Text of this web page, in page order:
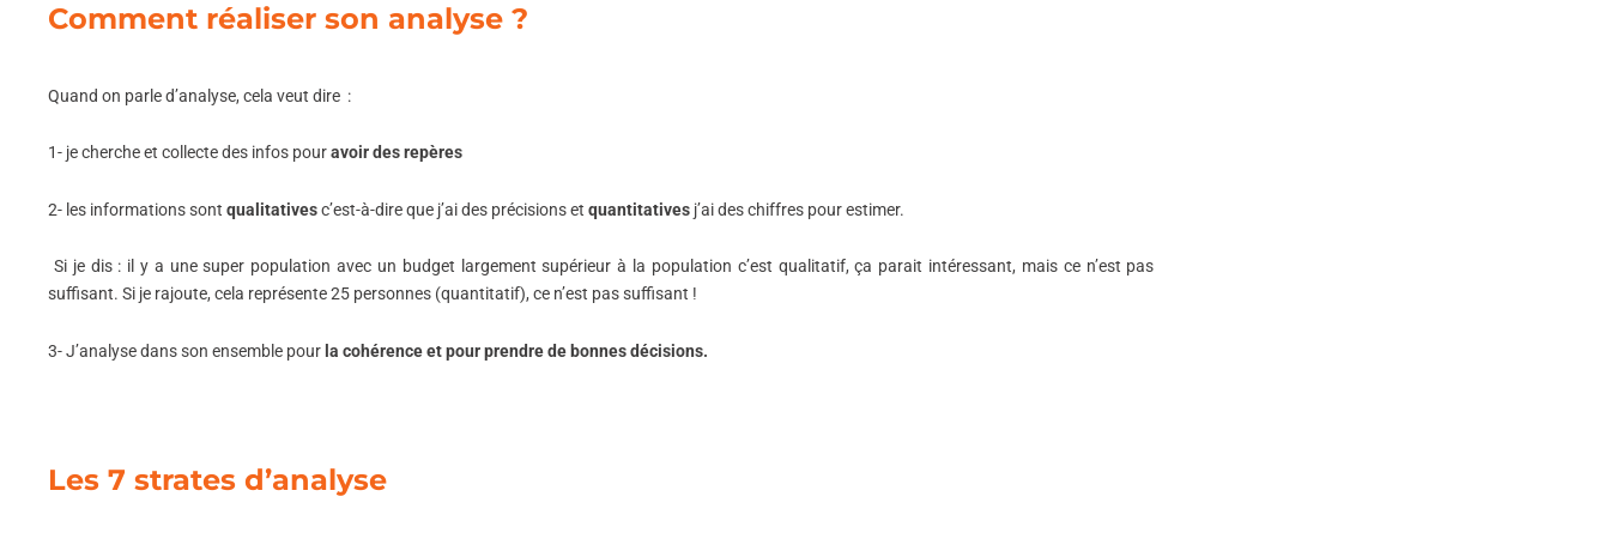
Comment réaliser son analyse ?
Quand on parle d’analyse, cela veut dire :
1- je cherche et collecte des infos pouravoir des repères
2- les informations sont qualitativesc’est-à-dire que j’ai des précisions et quantitatives j’ai des chiffres pour estimer.
Si je dis : il y a une super population avec un budget largement supérieur à la population c’est qualitatif, ça parait intéressant, mais ce n’est pas
suffisant. Si je rajoute, cela représente 25 personnes (quantitatif), ce n’est pas suffisant !
3- J’analyse dans son ensemble pourla cohérence et pour prendre de bonnes décisions.
Les 7 strates d’analyse